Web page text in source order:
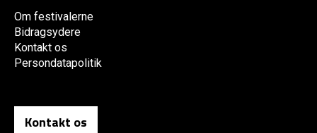
Om festivalerne
Bidragsydere
Kontakt os
Persondatapolitik
Kontakt os